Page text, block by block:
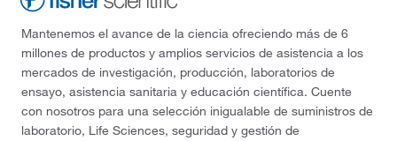
Mantenemos el avance de la ciencia ofreciendo más de 6
millones de productos y amplios servicios de asistencia a los
mercados de investigación, producción, laboratorios de
ensayo, asistencia sanitaria y educación científica. Cuente
con nosotros para una selección inigualable de suministros de
laboratorio, Life Sciences, seguridad y gestión de